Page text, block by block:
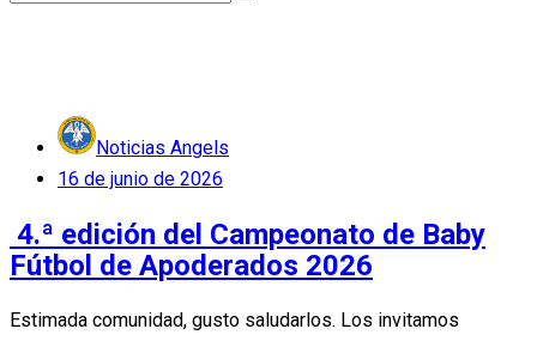
Noticias Angels
Posted
16 de junio de 2026
4.ª edición del Campeonato de Baby
Fútbol de Apoderados 2026
Estimada comunidad, gusto saludarlos. Los invitamos